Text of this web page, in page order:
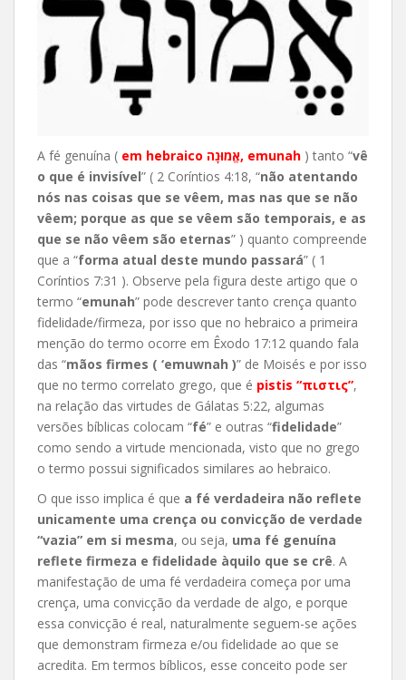
A fé genuína ( em hebraico אֱמוּנָה, emunah ) tanto “vê
o que é invisível” ( 2 Coríntios 4:18, “não atentando
nós nas coisas que se vêem, mas nas que se não
vêem; porque as que se vêem são temporais, e as
que se não vêem são eternas” ) quanto compreende
que a “forma atual deste mundo passará” ( 1
Coríntios 7:31 ). Observe pela figura deste artigo que o
termo “emunah” pode descrever tanto crença quanto
fidelidade/firmeza, por isso que no hebraico a primeira
menção do termo ocorre em Êxodo 17:12 quando fala
das “mãos firmes ( ‘emuwnah )” de Moisés e por isso
que no termo correlato grego, que é pistis “πιστις”,
na relação das virtudes de Gálatas 5:22, algumas
versões bíblicas colocam “fé” e outras “fidelidade”
como sendo a virtude mencionada, visto que no grego
o termo possui significados similares ao hebraico.
O que isso implica é que a fé verdadeira não reflete
unicamente uma crença ou convicção de verdade
“vazia” em si mesma, ou seja, uma fé genuína
reflete firmeza e fidelidade àquilo que se crê. A
manifestação de uma fé verdadeira começa por uma
crença, uma convicção da verdade de algo, e porque
essa convicção é real, naturalmente seguem-se ações
que demonstram firmeza e/ou fidelidade ao que se
acredita. Em termos bíblicos, esse conceito pode ser